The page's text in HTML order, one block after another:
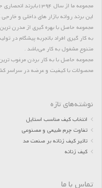
مجموعه ما از سال
این برند روانه بازار های داخلی و
مجموعه حاصل با بهره گیری از مدرن
به کار گیری افراد باتجربه پیشگام در
متنوع مشغول به کار می‌باشد .
مجموعه حاصل با به کار بردن مرغوب
محصولات با کیفیت و عرضه در سراسر
نوشته‌های تازه
انتخاب کیف مناسب استایل
تفاوت چرم طبیعی و مصنوعی
تاثیر کیف زنانه بر صنعت مد
کیف زنانه
تماس با ما